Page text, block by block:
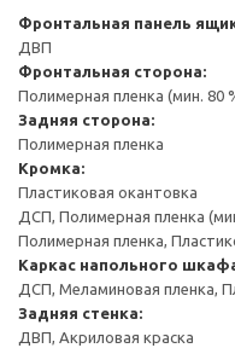
Фронтальная панель
ДВП
Фронтальная сторона:
Полимерная пленка (мин. 80
Задняя сторона:
Полимерная пленка
Кромка:
Пластиковая окантовка
ДСП, Полимерная пленка
Полимерная пленка,
Каркас напольного
ДСП, Меламиновая пленка,
Задняя стенка:
ДВП, Акриловая краска